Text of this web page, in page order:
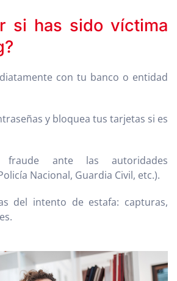
si has sido víctima
con tu banco o entidad
y bloquea tus tarjetas si es
fraude ante las autoridades
Nacional, Guardia Civil, etc.).
del intento de estafa: capturas,